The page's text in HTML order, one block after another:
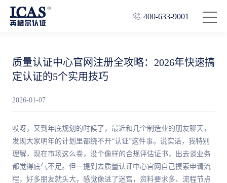
400-633-9001
质量认证中心官网注册全攻略：2026年快速搞
定认证的5个实用技巧
2026-01-07
哎呀，又到年底规划的时候了，最近和几个制造业的朋友聊天，
发现大家明年的计划里都绕不开“认证”这件事。说实话，我特别
理解，现在市场这么卷，没个像样的合规评估证书，出去谈业务
都觉得底气不足。但一提到去质量认证中心官网自己摸索申请流
程，好多朋友就头大，感觉像进了迷宫，资料要求多、流程节点